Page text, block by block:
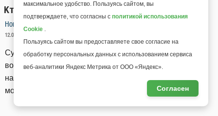
Кто такой сурдопедагог и как им стать?
Новости "Моего университета"
ОПУБЛИКОВАНО
12.08.2024 10:43
Сурдопедагогика — одно из самых интересных и
востребованных направлений в педагогике. Узнайте из
нашей статьи, чем занимаются сурдопедагоги и как
можно стать одним из них.
максимальное удобство. Пользуясь сайтом, вы
подтверждаете, что согласны с политикой использования
Cookie .
Пользуясь сайтом вы предоставляете свое согласие на
обработку персональных данных с использованием сервиса
веб-аналитики Яндекс Метрика от ООО «Яндекс».
Согласен